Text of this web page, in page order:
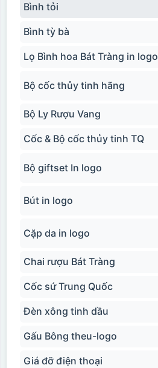
Bình tỏi
Bình tỳ bà
Lọ Bình hoa Bát Tràng in logo
Bộ cốc thủy tinh hãng
Bộ Ly Rượu Vang
Cốc & Bộ cốc thủy tinh TQ
Bộ giftset In logo
Bút in logo
Cặp da in logo
Chai rượu Bát Tràng
Cốc sứ Trung Quốc
Đèn xông tinh dầu
Gấu Bông theu-logo
Giá đỡ điện thoại